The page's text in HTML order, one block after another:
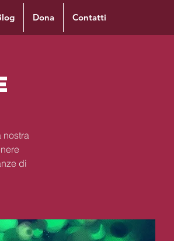
Dona Contatti
di